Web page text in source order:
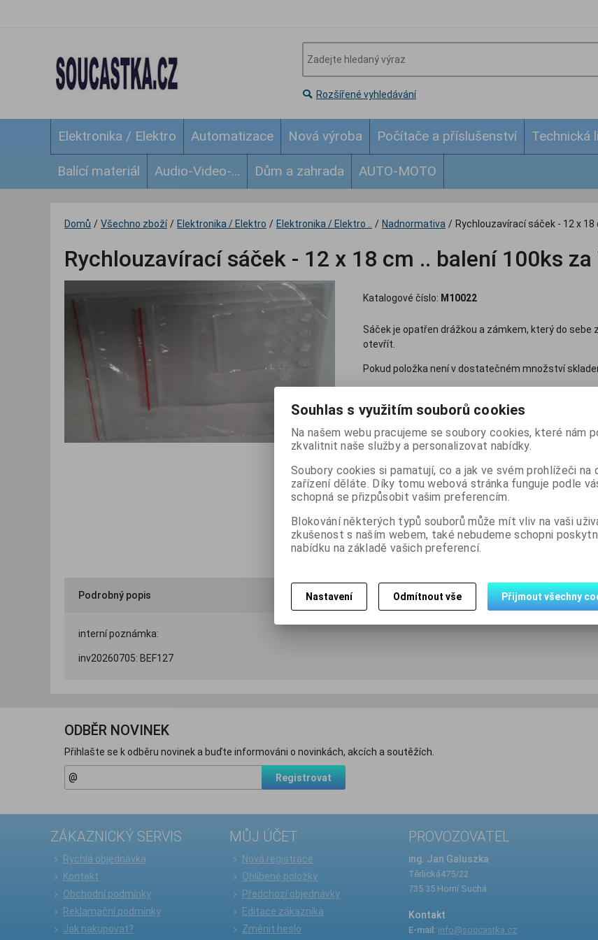
Rozšířené vyhledávání
Elektronika / Elektro Automatizace Nová výroba Počítače a příslušenství Technická
Balící materiál Audio-Video-... Dům a zahrada AUTO-MOTO
Domů / Všechno zboží / Elektronika / Elektro / Elektronika / Elektro .. / Nadnormativa / Rychlouzavírací sáček - 12 x
Rychlouzavírací sáček - 12 x 18 cm .. balení 100ks za
Katalogové číslo: M10022
Sáček je opatřen drážkou a zámkem, který do sebe
otevřít.
Pokud položka není v dostatečném množství
70 Kč (bez DPH:58 Kč)


balení Koupit
Skladem:17 balení
Podrobný popis Dotaz na výrobek
interní poznámka:
inv20260705: BEF127
ODBĚR NOVINEK
Přihlašte se k odběru novinek a buďte informováni o novinkách, akcích a soutěžích.
Registrovat
ZÁKAZNICKÝ SERVIS
Rychlá objednávka
Kontakt
Obchodní podmínky
Reklamační podmínky
Jak nakupovat?
MŮJ ÚČET
Nová registrace
Oblíbené položky
Předchozí objednávky
Editace zákazníka
Změnit heslo
PROVOZOVATEL
ing. Jan Galuszka
Těrlická475/22
735 35 Horní Suchá
Kontakt
E-mail: info@soucastka.cz
Souhlas s využitím souborů cookies
Na našem webu pracujeme se soubory cookies, které nám
zkvalitnit naše služby a personalizovat nabídky.
Soubory cookies si pamatují, co a jak ve svém prohlížeči na
zařízení děláte. Díky tomu webová stránka funguje podle
schopná se přizpůsobit vašim preferencím.
Blokování některých typů souborů může mít vliv na vaši
zkušenost s naším webem, také nebudeme schopni
nabídku na základě vašich preferencí.
Nastavení Odmítnout vše Přijmout všechny